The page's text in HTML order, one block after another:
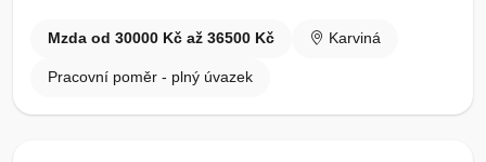
Mzda od 30000 Kč až 36500 Kč Karviná
Pracovní poměr - plný úvazek